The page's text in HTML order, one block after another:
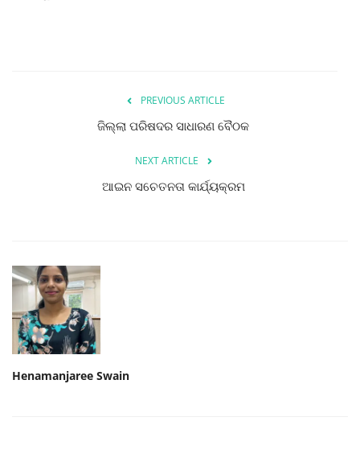
PREVIOUS ARTICLE
ଜିଲ୍ଲା ପରିଷଦର ସାଧାରଣ ବୈଠକ
NEXT ARTICLE
ଆଇନ ସଚେତନତା କାର୍ଯ୍ୟକ୍ରମ
Henamanjaree Swain